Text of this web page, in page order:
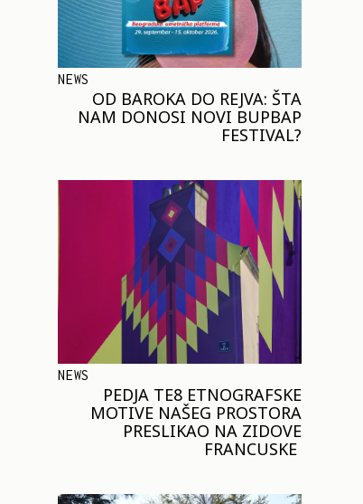
NEWS
OD BAROKA DO REJVA: ŠTA
NAM DONOSI NOVI BUPBAP
FESTIVAL?
NEWS
PEDJA TE8 ETNOGRAFSKE
MOTIVE NAŠEG PROSTORA
PRESLIKAO NA ZIDOVE
FRANCUSKE